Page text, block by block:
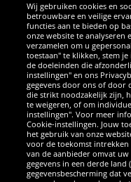
SOCIALE MEDIA
FacebookInstagram
WhatsApp
APPS
Wij gebruiken cookies en
betrouwbare en veilige
functies aan te bieden op
onze website te analyseren
verzamelen om u
toestaan" te klikken, stem
de doeleinden die
instellingen" en ons
gegevens door ons of door
die strikt noodzakelijk zijn,
te weigeren, of om
instellingen". Voor meer
Cookie-instellingen. Jouw
het gebruik van onze
voor de toekomst
van de aanbieder omvat
gegevens in een derde land
gegevensbescherming dat